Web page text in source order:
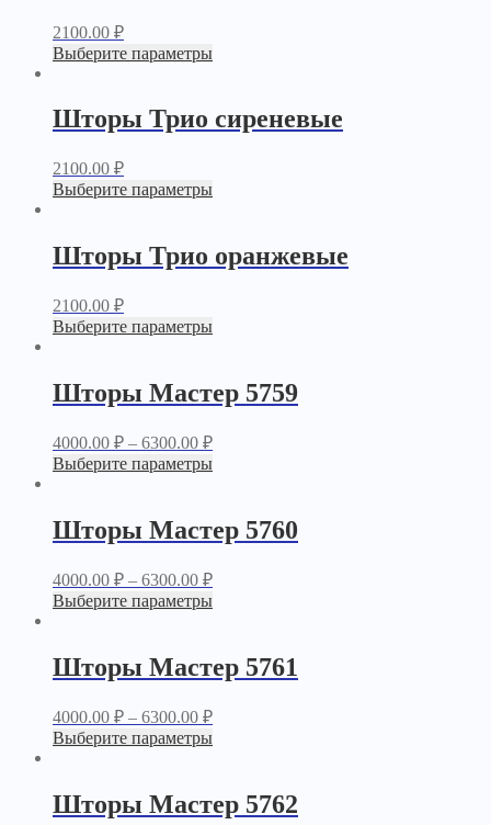
2100.00 ₽
Выберите параметры
Шторы Трио сиреневые
2100.00 ₽
Выберите параметры
Шторы Трио оранжевые
2100.00 ₽
Выберите параметры
Шторы Мастер 5759
4000.00 ₽ – 6300.00 ₽
Выберите параметры
Шторы Мастер 5760
4000.00 ₽ – 6300.00 ₽
Выберите параметры
Шторы Мастер 5761
4000.00 ₽ – 6300.00 ₽
Выберите параметры
Шторы Мастер 5762